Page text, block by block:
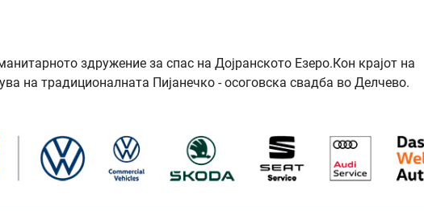
здружение за спас на Дојранското Езеро.Кон крајот на
на традиционалната Пијанечко - осоговска свадба во Делчево.